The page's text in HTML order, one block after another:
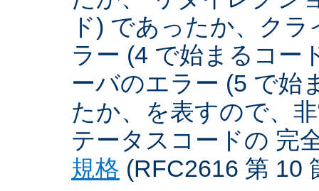
ド) であったか、ク
ラー (4 で始まるコー
ーバのエラー (5 で始
たか、を表すので、
テータスコードの 完
規格 (RFC2616 第 10